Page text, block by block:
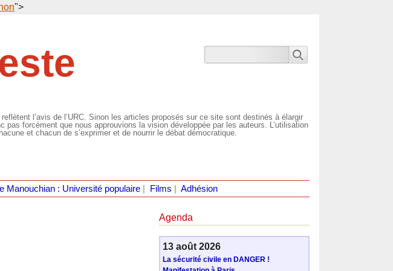
">
l’avis de l’URC. Sinon les articles proposés sur ce site sont destinés à élargir
pas forcément que nous approuvions la vision développée par les auteurs. L’utilisation
et chacun de s’exprimer et de nourrir le débat démocratique.
Manouchian : Université populaire| Films Adhésion
Agenda
13 août 2026
La sécurité civile en DANGER !